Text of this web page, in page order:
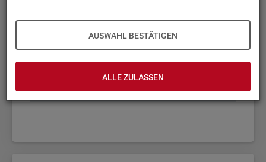
AUSWAHL BESTÄTIGEN
ALLE ZULASSEN
Fach­sta­tis­ti­ken